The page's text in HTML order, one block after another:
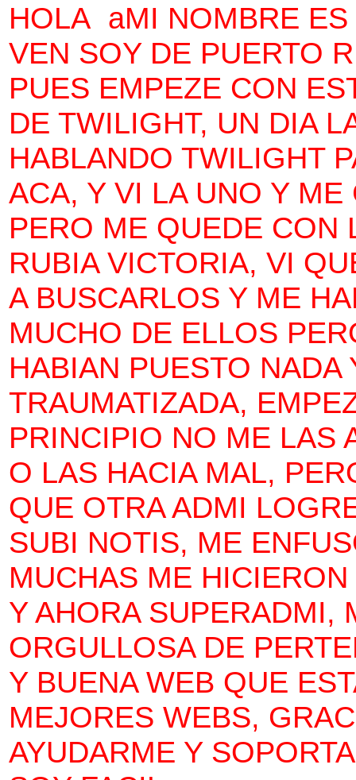
HOLA aMI NOMBRE
VEN SOY DE PUERTO
PUES EMPEZE CON
DE TWILIGHT, UN DIA
HABLANDO TWILIGHT
ACA, Y VI LA UNO Y
PERO ME QUEDE CON
RUBIA VICTORIA, VI
A BUSCARLOS Y ME
MUCHO DE ELLOS
HABIAN PUESTO NADA
TRAUMATIZADA,
PRINCIPIO NO ME LAS
O LAS HACIA MAL,
QUE OTRA ADMI
SUBI NOTIS, ME
MUCHAS ME
Y AHORA SUPERADMI,
ORGULLOSA DE
Y BUENA WEB QUE
MEJORES WEBS,
AYUDARME Y